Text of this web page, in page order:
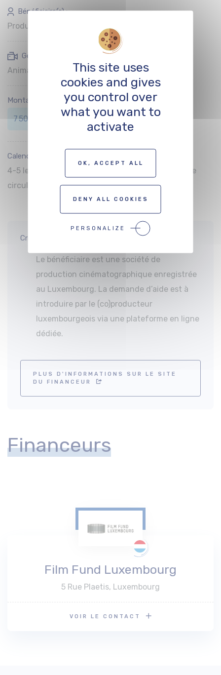
Bénéficiaire(s) :
Producteurs
Genre(s) soutenu(s) :
Animation
Montant de l’aide :
7 500 € max.
Calendrier de dépôt :
4-5 levées par an, qui sont communiquées par voie
circulaire et sur le site web du Film Fund
Critères d’éligibilité :
Le bénéficiaire est une société de
production cinématographique enregistrée
au Luxembourg. La demande d’aide est à
introduire par le (co)producteur
luxembourgeois via une plateforme en ligne
dédiée.
PLUS D'INFORMATIONS SUR LE SITE
DU FINANCEUR
Financeurs
Film Fund Luxembourg
5 Rue Plaetis, Luxembourg
VOIR LE CONTACT
This site uses
cookies and gives
you control over
what you want to
activate
OK, ACCEPT ALL
DENY ALL COOKIES
PERSONALIZE